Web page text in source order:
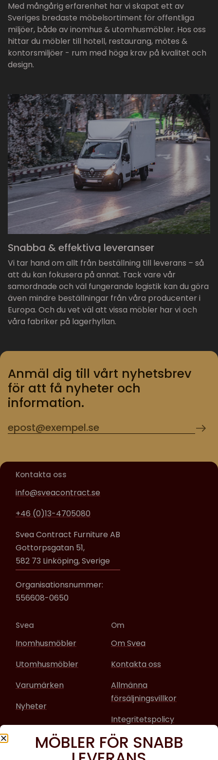
Med mångårig erfarenhet har vi skapat ett av
Sveriges bredaste möbelsortiment för offentliga
miljöer, både av inomhus & utomhusmöbler. Hos oss
hittar du möbler till hotell, restaurang, mötes &
kontorsmiljöer - rum med höga krav på kvalitet och
design.
Snabba & effektiva leveranser
Vi tar hand om allt från beställning till leverans – så
att du kan fokusera på annat. Tack vare vår
samordnade och väl fungerande logistik kan du göra
även mindre beställningar från våra producenter i
Europa. Och du vet väl att vissa möbler har vi och
våra fabriker på lagerhyllan.
Anmäl dig till vårt nyhetsbrev
för att få nyheter och
information.
Kontakta oss
info@sveacontract.se
+46 (0)13-4705080
Svea Contract Furniture AB
Gottorpsgatan 51,
582 73 Linköping, Sverige
Organisationsnummer:
556608-0650
Svea
Inomhusmöbler
Utomhusmöbler
Varumärken
Nyheter
Om
Om Svea
Kontakta oss
Allmänna
försäljningsvillkor
Integritetspolicy
Sociala media
MÖBLER FÖR SNABB